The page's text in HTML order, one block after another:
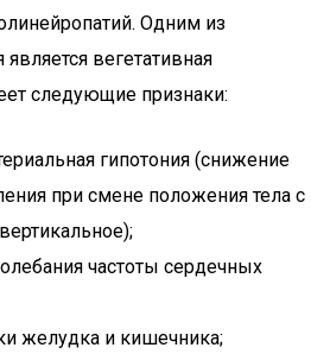
Одним из
вегетативная
следующие признаки:
гипотония (снижение
при смене положения тела с
частоты сердечных
желудка и кишечника;